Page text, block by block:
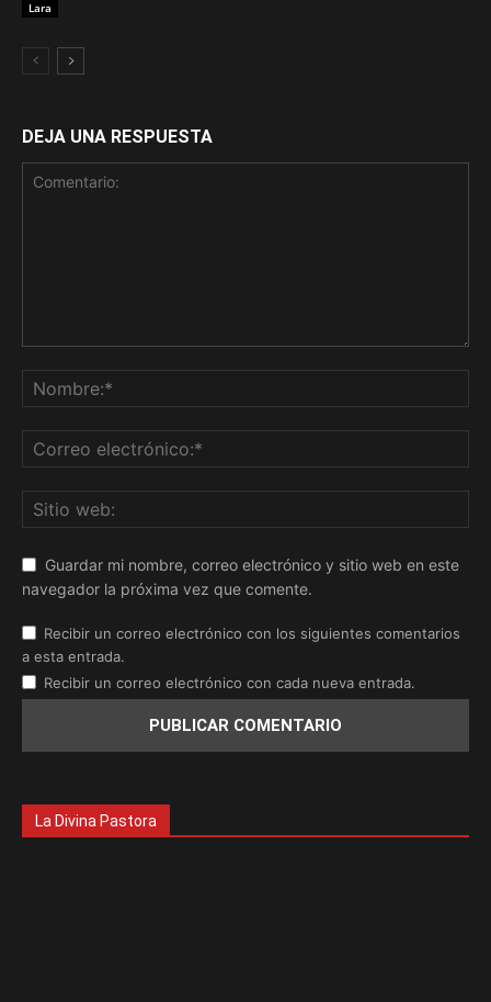
Lara
DEJA UNA RESPUESTA
Guardar mi nombre, correo electrónico y sitio web en este
navegador la próxima vez que comente.
Recibir un correo electrónico con los siguientes comentarios
a esta entrada.
Recibir un correo electrónico con cada nueva entrada.
La Divina Pastora